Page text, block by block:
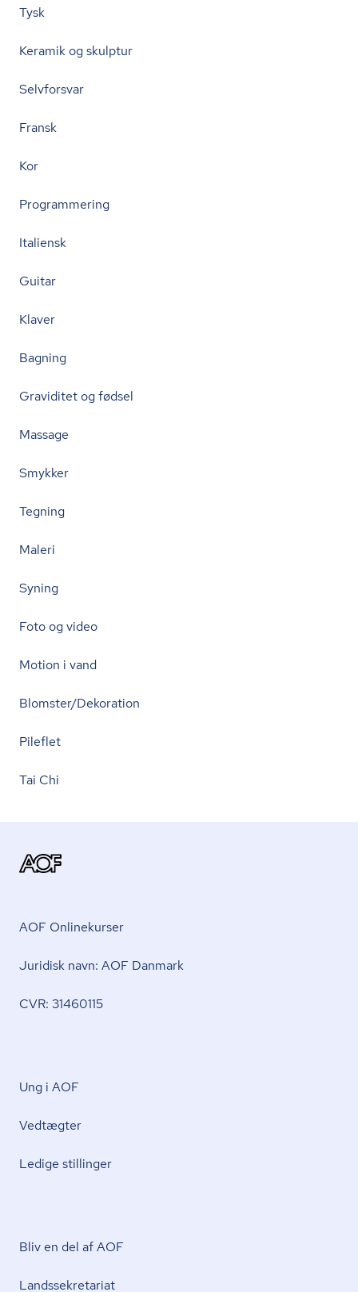
Tysk
Keramik og skulptur
Selvforsvar
Fransk
Kor
Programmering
Italiensk
Guitar
Klaver
Bagning
Graviditet og fødsel
Massage
Smykker
Tegning
Maleri
Syning
Foto og video
Motion i vand
Blomster/Dekoration
Pileflet
Tai Chi
AOF Onlinekurser
Juridisk navn: AOF Danmark
CVR: 31460115
Ung i AOF
Vedtægter
Ledige stillinger
Bliv en del af AOF
Lands­se­kre­ta­ri­at